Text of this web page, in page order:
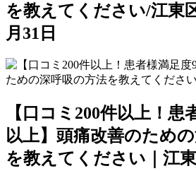
を教えてください/江東
月31日
【口コミ200件以上！患
以上】頭痛改善のため
を教えてください｜江